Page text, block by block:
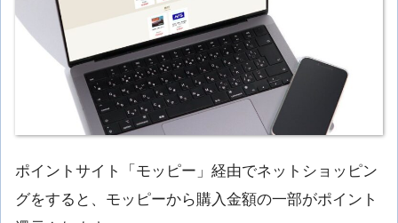
ポイントサイト「モッピー」経由でネットショッピン
グをすると、モッピーから購入金額の一部がポイント